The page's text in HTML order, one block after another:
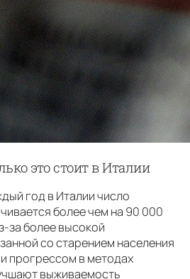
это стоит в Италии
год в Италии число
более чем на 90 000
за более высокой
со старением населения
прогрессом в методах
выживаемость